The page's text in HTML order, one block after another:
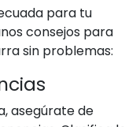
para tu
consejos para
sin problemas:
asegúrate de